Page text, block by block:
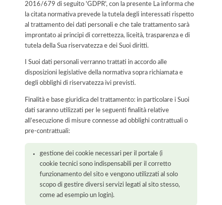
2016/679 di seguito 'GDPR', con la presente La informa che
la citata normativa prevede la tutela degli interessati rispetto
al trattamento dei dati personali e che tale trattamento sarà
improntato ai principi di correttezza, liceità, trasparenza e di
tutela della Sua riservatezza e dei Suoi diritti.
I Suoi dati personali verranno trattati in accordo alle
disposizioni legislative della normativa sopra richiamata e
degli obblighi di riservatezza ivi previsti.
Finalità e base giuridica del trattamento: in particolare i Suoi
dati saranno utilizzati per le seguenti finalità relative
all’esecuzione di misure connesse ad obblighi contrattuali o
pre-contrattuali:
gestione dei cookie necessari per il portale (i
cookie tecnici sono indispensabili per il corretto
funzionamento del sito e vengono utilizzati al solo
scopo di gestire diversi servizi legati al sito stesso,
come ad esempio un login).